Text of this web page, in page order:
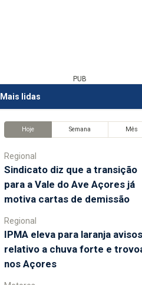
PUB
Mais lidas
Hoje Semana Mês
Regional
Sindicato diz que a transição
para a Vale do Ave Açores já
motiva cartas de demissão
Regional
IPMA eleva para laranja avisos
relativo a chuva forte e
nos Açores